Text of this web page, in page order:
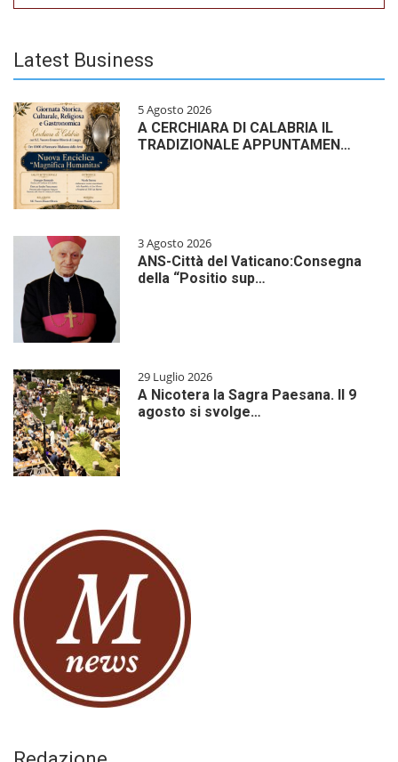
Latest Business
5 Agosto 2026
A CERCHIARA DI CALABRIA IL
TRADIZIONALE APPUNTAMEN…
3 Agosto 2026
ANS-Città del Vaticano:Consegna
della “Positio sup…
29 Luglio 2026
A Nicotera la Sagra Paesana. Il 9
agosto si svolge…